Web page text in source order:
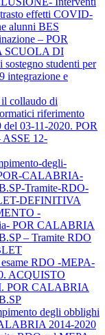
effetti COVID-
alunni BES
– POR
SCUOLA DI
studenti per
integrazione e
collaudo di
riferimento
03-11-2020. POR
12-
degli-
CALABRIA-
Tramite-RDO-
DEFINITIVA
-
POR CALABRIA
– Tramite RDO
RDO -MEPA-
ACQUISTO
POR CALABRIA
degli obblighi
2014-2020